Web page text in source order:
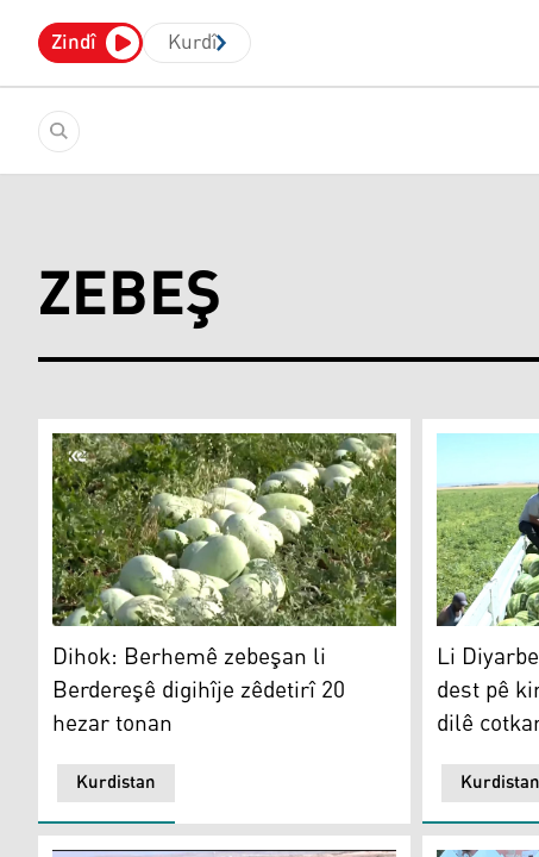
Zindî Kurdî
ZEBEŞ
Dihok: Berhemê zebeşan li Berdereşê digihîje zêdetirî
Kurdistan
Dihok: Berhemê zebeşan li
Berdereşê digihîje zêdetirî 20
hezar tonan
Li
Kurdistan
Li
dest pê
dilê